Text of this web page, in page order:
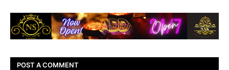
POST A COMMENT